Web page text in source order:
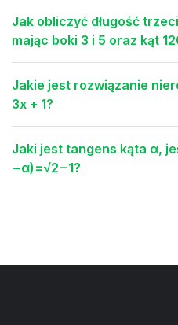
Jak obliczyć długość
mając boki 3 i 5 oraz kąt
Jakie jest rozwiązanie
3x + 1?
Jaki jest tangens kąta α,
−α)=√2−1?